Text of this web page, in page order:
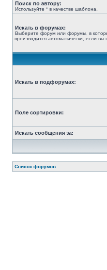
Поиск по автору:
Используйте * в качестве шаблона.
Искать в форумах:
Выберите форум или форумы, в
производится автоматически, если
Искать в подфорумах:
Поле сортировки:
Искать сообщения за:
Список форумов